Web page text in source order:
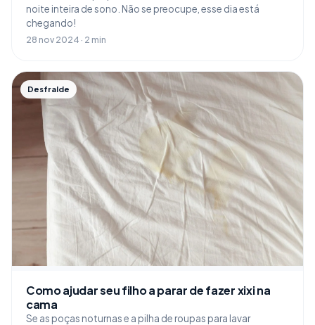
noite inteira de sono. Não se preocupe, esse dia está
chegando!
28 nov 2024 · 2 min
Desfralde
Como ajudar seu filho a parar de fazer xixi na
cama
Se as poças noturnas e a pilha de roupas para lavar